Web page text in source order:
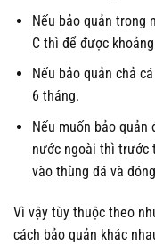
Nếu bảo quản trong
C thì để được
Nếu bảo quản chả
6 tháng.
Nếu muốn bảo quản
nước ngoài thì trước
vào thùng đá và
Vì vậy tùy thuộc theo
cách bảo quản khác